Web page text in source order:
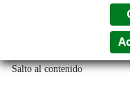
Salto al contenido